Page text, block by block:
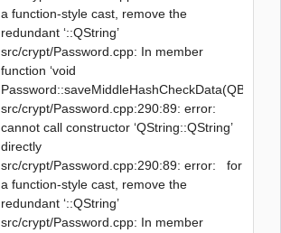
a function-style cast, remove the
redundant ‘::QString’
src/crypt/Password.cpp: In member
function ‘void
src/crypt/Password.cpp:290:89: error:
cannot call constructor ‘QString::QString’
directly
src/crypt/Password.cpp:290:89: error: for
a function-style cast, remove the
redundant ‘::QString’
src/crypt/Password.cpp: In member